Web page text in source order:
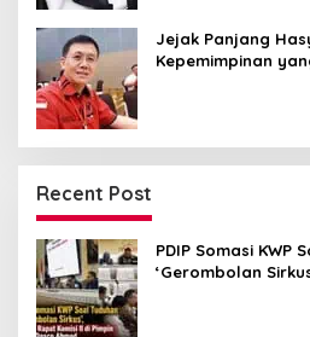
Jejak Panjang
Kepemimpinan
Recent Post
PDIP Somasi KWP
‘Gerombolan